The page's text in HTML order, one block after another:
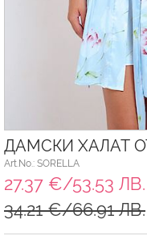
ДАМСКИ ХАЛАТ ОТ
Art.No.: SORELLA
27.37 €/53.53 ЛВ.
34.21 €/66.91 ЛВ.